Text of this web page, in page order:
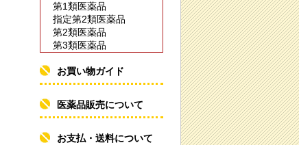
第1類医薬品
指定第2類医薬品
第2類医薬品
第3類医薬品
お買い物ガイド
医薬品販売について
お支払・送料について